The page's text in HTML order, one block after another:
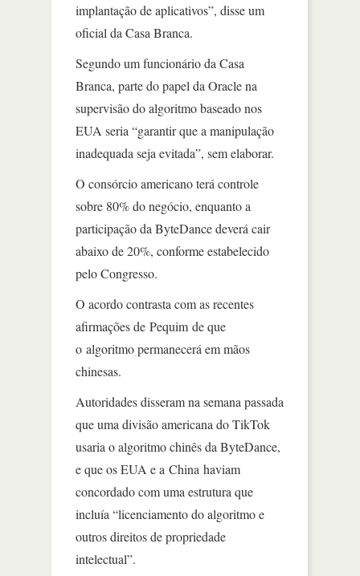
implantação de aplicativos”, disse um
oficial da Casa Branca.
Segundo um funcionário da Casa
Branca, parte do papel da Oracle na
supervisão do algoritmo baseado nos
EUA seria “garantir que a manipulação
inadequada seja evitada”, sem elaborar.
O consórcio americano terá controle
sobre 80% do negócio, enquanto a
participação da ByteDance deverá cair
abaixo de 20%, conforme estabelecido
pelo Congresso.
O acordo contrasta com as recentes
afirmações de Pequim de que
o algoritmo permanecerá em mãos
chinesas.
Autoridades disseram na semana passada
que uma divisão americana do TikTok
usaria o algoritmo chinês da ByteDance,
e que os EUA e a China haviam
concordado com uma estrutura que
incluía “licenciamento do algoritmo e
outros direitos de propriedade
intelectual”.